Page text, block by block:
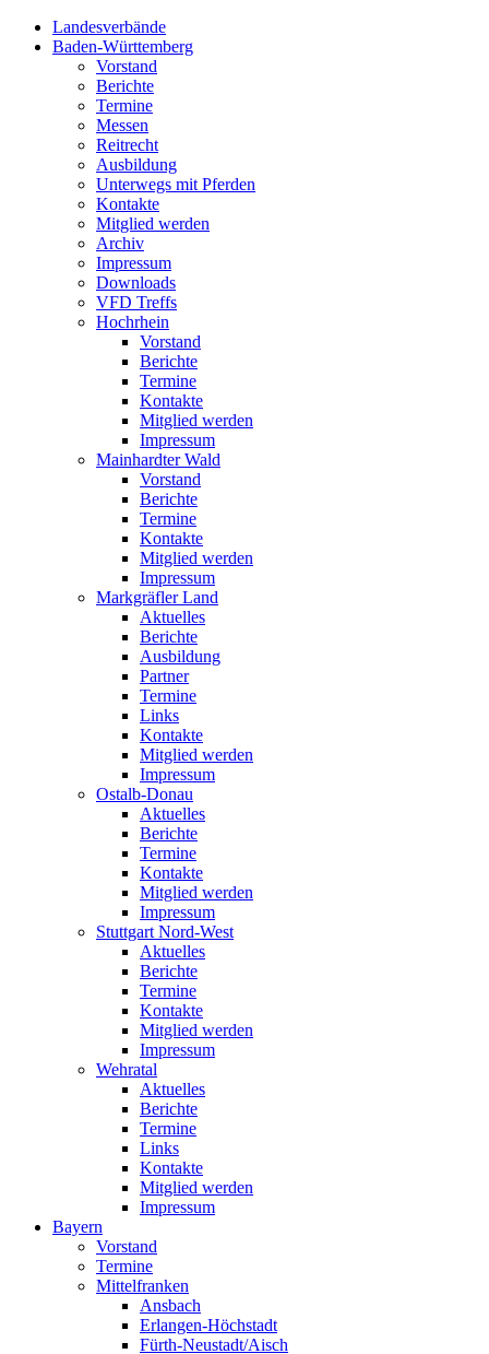
Landesverbände
Baden-Württemberg
Vorstand
Berichte
Termine
Messen
Reitrecht
Ausbildung
Unterwegs mit Pferden
Kontakte
Mitglied werden
Archiv
Impressum
Downloads
VFD Treffs
Hochrhein
Vorstand
Berichte
Termine
Kontakte
Mitglied werden
Impressum
Mainhardter Wald
Vorstand
Berichte
Termine
Kontakte
Mitglied werden
Impressum
Markgräfler Land
Aktuelles
Berichte
Ausbildung
Partner
Termine
Links
Kontakte
Mitglied werden
Impressum
Ostalb-Donau
Aktuelles
Berichte
Termine
Kontakte
Mitglied werden
Impressum
Stuttgart Nord-West
Aktuelles
Berichte
Termine
Kontakte
Mitglied werden
Impressum
Wehratal
Aktuelles
Berichte
Termine
Links
Kontakte
Mitglied werden
Impressum
Bayern
Vorstand
Termine
Mittelfranken
Ansbach
Erlangen-Höchstadt
Fürth-Neustadt/Aisch